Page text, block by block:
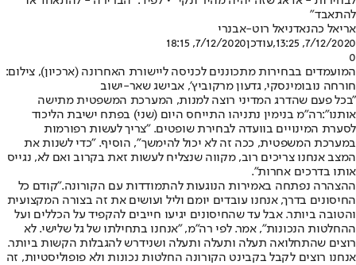
להתאבד"
אריאל כהנאדניאל רוט-אבנרי
7/12/2020, 13:25
,עודכן7/12/2020, 18:15
0
המועמדים בבחירות מתכוננים לכניסה ליישורת האחרונה (ארכיון), צילום:
חורחה נובומינסקי, גדעון מרקוביץ', אבישג שאר-ישוב
"בכל פעם שהדרג המדיני רוצה למנות, המערכת המשפטית מתישה
אותנו":רה"מ בנימין נתניהו התייחס היום (שני) בפתח ישיבת הליכוד
לסערת המינויים בוועדה לבחירת שופטים. "צריך לעשות רפורמות
במערכת המשפטית, ככה זה לא יכול להימשך", הוסיף. "כדי לשנות את
המצב אנחנו צריכים רוב, מקווה שנצליח לעשות זאת בקרוב ואם לא, נגייס
אותו בדרכים אחרות".
ההצהרה נפתחה באמירות הנוגעות להתמודדות עם הקורונה."קודם כל
החיסונים בדרך, אנחנו עובדים יומם וליל ועושים את זה בצורה המקצועית
והטובה ביותר. אבל עד שהחיסונים יגיעו חייבים להקפיד על הכללים ועל
ההחלטות הנכונות", אמר. לפי רה"מ, "אנחנו בתחילתו של גל שלישי. לא
רוצים שהתחלואה תעלה ותעלה ותעלה ושנידרש להגבלות הקשות ביותר.
אנחנו רוצים לקבל בקבינט הקורונה החלטות נכונות ולא פופוליסטיות, זה